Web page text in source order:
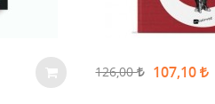
126,00 107,10